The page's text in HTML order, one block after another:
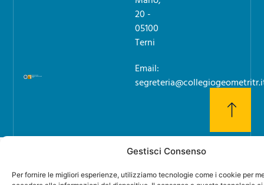
Gestisci Consenso
Per fornire le migliori esperienze, utilizziamo tecnologie come i cookie per
20 -
05100
Terni
Email: